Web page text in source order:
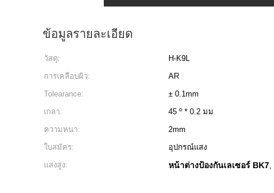
ข้อมูลรายละเอียด
วัสดุ: H-K9L
การเคลือบผิว:
AR
Tolearance:
± 0.1mm
เกลา:
45 º * 0.2 มม
ความหนา:
2mm
ใบสมัคร:
อุปกรณ์แสง
แสงสูง:
หน้าต่างป้องกันเลเซอร์ BK7,